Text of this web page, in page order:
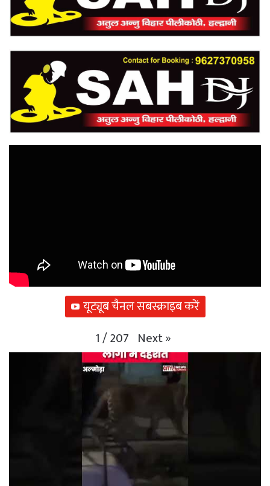
यूट्यूब चैनल सबस्क्राइब करें
1/207 Next»